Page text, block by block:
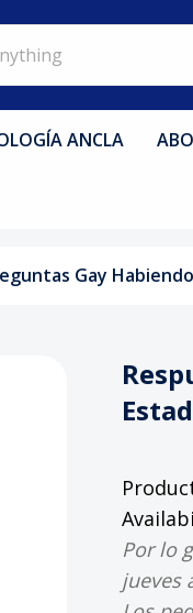
ANCLA
Gay
Por lo
jueves